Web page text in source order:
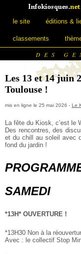
le site éditions &
classements
DES
Les 13 et 14 juin
Toulouse !
mis en ligne le 25 mai 2026 - Le
La fête du Kiosk, c’est le
Des rencontres, des
et du chill au soleil avec
fond du jardin !
SAMEDI
*13H* OUVERTURE !
*13H30 Non à la
Avec : le collectif Stop